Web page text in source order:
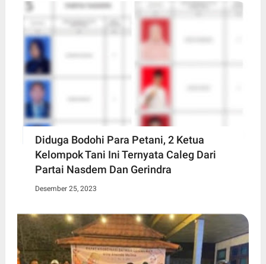
Diduga Bodohi Para Petani, 2 Ketua
Kelompok Tani Ini Ternyata Caleg Dari
Partai Nasdem Dan Gerindra
Desember 25, 2023